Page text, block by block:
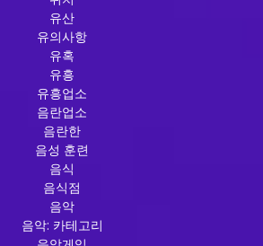
유산
유의사항
유혹
유흥
유흥업소
음란업소
음란한
음성 훈련
음식
음식점
음악
음악: 카테고리